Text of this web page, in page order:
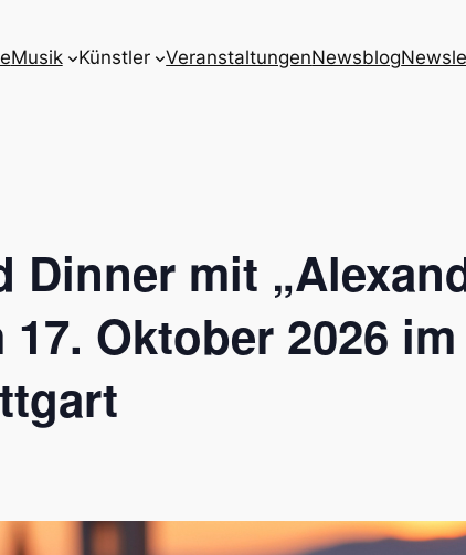
Musik Künstler VeranstaltungenNewsblog
Dinner mit
Oktober 2026